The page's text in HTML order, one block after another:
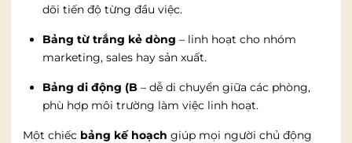
dõi tiến độ từng đầu việc.
Bảng từ trắng kẻ dòng – linh hoạt cho nhóm
marketing, sales hay sản xuất.
Bảng di động (B – dễ di chuyển giữa các phòng,
phù hợp môi trường làm việc linh hoạt.
Một chiếc bảng kế hoạch giúp mọi người chủ động